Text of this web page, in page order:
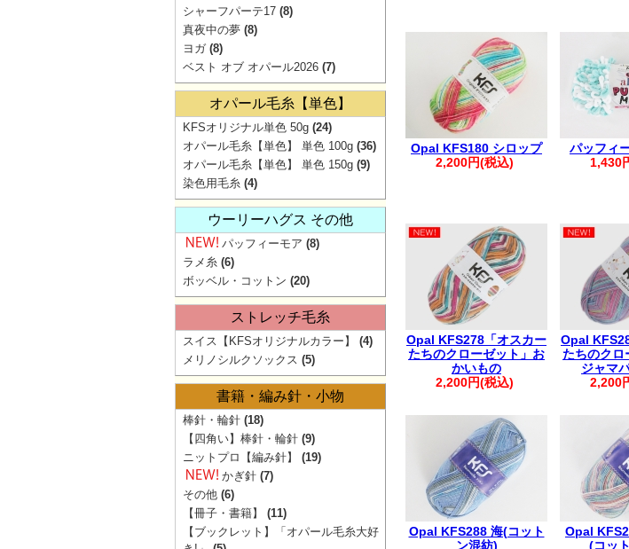
・商品の取り置きは承っておりません
・着日指定は、ご購入日より1週間以内
※1週間を超える場合は取り置き扱いと
・複数回に分けてご注文いただいた場
く場合がございます。
その際は、メールにて【同梱完了しま
・お振込みで複数のご注文を一括でご
・自動返信メールが届かない場合は、
※※弊社からの心当たりのないメールが
申し上げます。
Opal KFS180 シロップ
2,200円(税込)
パッフィ
1,430
Opal KFS278「オスカー
たちのクローゼット」お
かいもの
2,200円(税込)
Opal
たちのクロ
ジャマ
2,200
Opal KFS288 海(コット
ン混紡)
Opal
(コッ
シャーフパーテ17 (8)
真夜中の夢 (8)
ヨガ(8)
ベスト オブ オパール2026 (7)
オパール毛糸【単色】
KFSオリジナル単色 50g (24)
オパール毛糸【単色】 単色 100g (36)
オパール毛糸【単色】 単色 150g (9)
染色用毛糸 (4)
ウーリーハグス その他
パッフィーモア (8)
ラメ糸 (6)
ボッベル・コットン (20)
ストレッチ毛糸
スイス【KFSオリジナルカラー】
(4)
メリノシルクソックス (5)
書籍・編み針・小物
棒針・輪針 (18)
【四角い】棒針・輪針 (9)
ニットプロ【編み針】
(19)
かぎ針 (7)
その他 (6)
【冊子・書籍】
(11)
【ブックレット】「オパール毛糸大好